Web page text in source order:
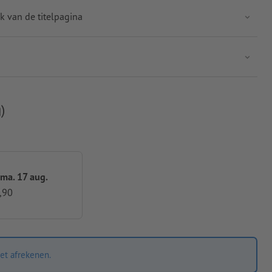
van de titelpagina
17 aug.
afrekenen.